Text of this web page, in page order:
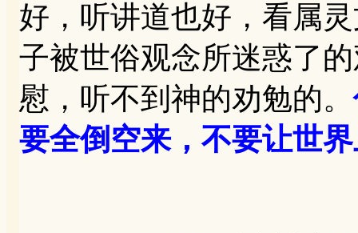
好，听讲道也好，看属
子被世俗观念所迷惑了
慰，听不到神的劝勉的。
要全倒空来，不要让世